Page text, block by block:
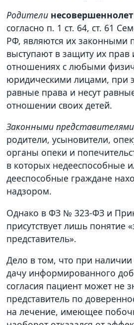
Родители
согласно п. 1 ст. 64, ст. 61
РФ, являются их законными
выступают в защиту их прав
отношениях с любыми
юридическими лицами, при
равные права и несут
отношении своих детей.
Законными представителями
родители, усыновители,
органы опеки и
в которых недееспособные
дееспособные граждане
надзором.
Однако в ФЗ № 323-ФЗ и
присутствует лишь понятие
представитель».
Дело в том, что при
дачу информированного
согласия пациент может не
представитель по
на лечение, имеющее